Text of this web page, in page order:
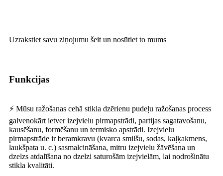
Uzrakstiet savu ziņojumu šeit un nosūtiet to mums
Funkcijas
⚡ Mūsu ražošanas cehā stikla dzērienu pudeļu ražošanas process
galvenokārt ietver izejvielu pirmapstrādi, partijas sagatavošanu,
kausēšanu, formēšanu un termisko apstrādi. Izejvielu
pirmapstrāde ir beramkravu (kvarca smilšu, sodas, kaļķakmens,
laukšpata u. c.) sasmalcināšana, mitru izejvielu žāvēšana un
dzelzs atdalīšana no dzelzi saturošām izejvielām, lai nodrošinātu
stikla kvalitāti.